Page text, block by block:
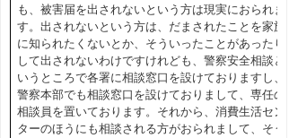
も、被害届を出されないという方は現実におられま
す。出されないという方は、だまされたことを家族
に知られたくないとか、そういったことがあったり
して出されないわけですけれども、警察安全相談と
いうところで各署に相談窓口を設けておりますし、
警察本部でも相談窓口を設けておりまして、専任の
相談員を置いております。それから、消費生活セン
ターのほうにも相談される方がおられまして、そう